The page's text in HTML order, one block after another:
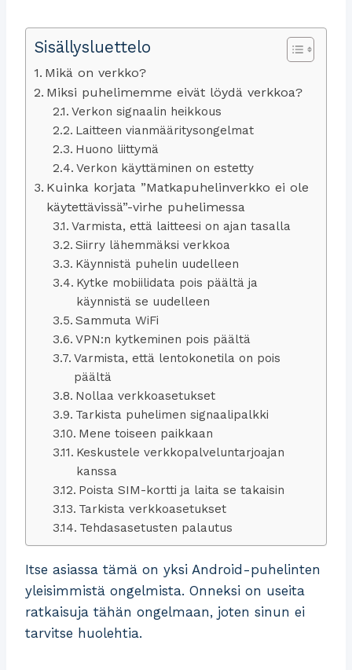
Sisällysluettelo
Mikä on verkko?
Miksi puhelimemme eivät löydä verkkoa?
Verkon signaalin heikkous
Laitteen vianmääritysongelmat
Huono liittymä
Verkon käyttäminen on estetty
Kuinka korjata ”Matkapuhelinverkko ei ole
käytettävissä”-virhe puhelimessa
Varmista, että laitteesi on ajan tasalla
Siirry lähemmäksi verkkoa
Käynnistä puhelin uudelleen
Kytke mobiilidata pois päältä ja
käynnistä se uudelleen
Sammuta WiFi
VPN:n kytkeminen pois päältä
Varmista, että lentokonetila on pois
päältä
Nollaa verkkoasetukset
Tarkista puhelimen signaalipalkki
Mene toiseen paikkaan
Keskustele verkkopalveluntarjoajan
kanssa
Poista SIM-kortti ja laita se takaisin
Tarkista verkkoasetukset
Tehdasasetusten palautus
Itse asiassa tämä on yksi Android-puhelinten
yleisimmistä ongelmista. Onneksi on useita
ratkaisuja tähän ongelmaan, joten sinun ei
tarvitse huolehtia.